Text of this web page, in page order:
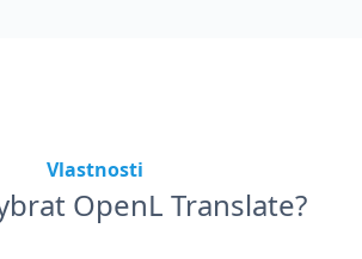
Vlastnosti
OpenL Translate?